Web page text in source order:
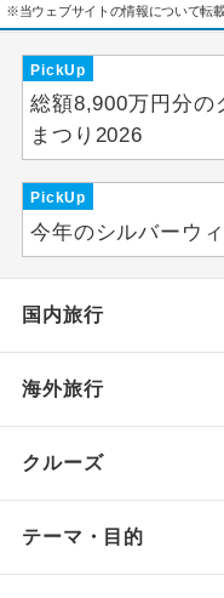
※当ウェブサイトの情報について転
PickUp
総額8,900万円分の
まつり2026
PickUp
今年のシルバーウ
国内旅行
海外旅行
クルーズ
テーマ・目的